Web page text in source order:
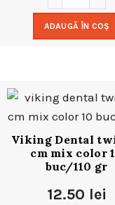
ADAUGĂ ÎN COȘ
Viking Dental
cm mix color
buc/110 gr
12.50 lei